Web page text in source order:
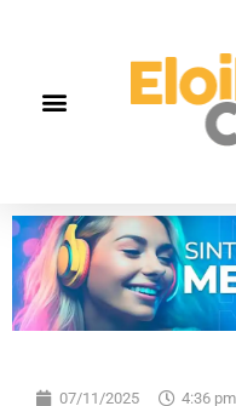
07/11/2025 4:36 pm